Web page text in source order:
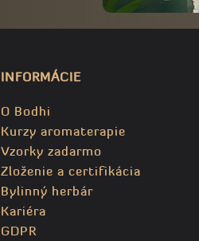
INFORMÁCIE
O Bodhi
Kurzy aromaterapie
Vzorky zadarmo
Zloženie a certifikácia
Bylinný herbár
Kariéra
GDPR